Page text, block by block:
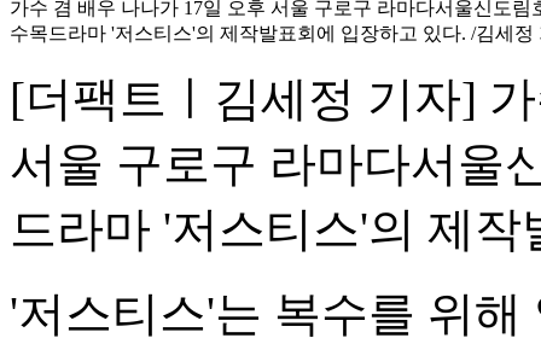
가수 겸 배우 나나가 17일 오후 서울 구로구 라마다서울신도림
수목드라마 '저스티스'의 제작발표회에 입장하고 있다. /김세정
[더팩트ㅣ김세정 기자]
서울 구로구 라마다서울
드라마 '저스티스'의 제
'저스티스'는 복수를 위